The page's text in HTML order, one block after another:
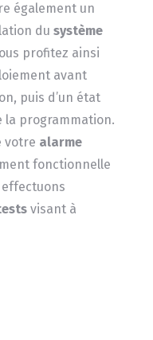
également un
du système
profitez ainsi
avant
puis d’un état
la programmation.
votre alarme
fonctionnelle
visant à